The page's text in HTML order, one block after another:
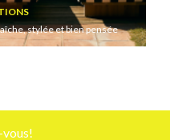
stylée et bien pensée